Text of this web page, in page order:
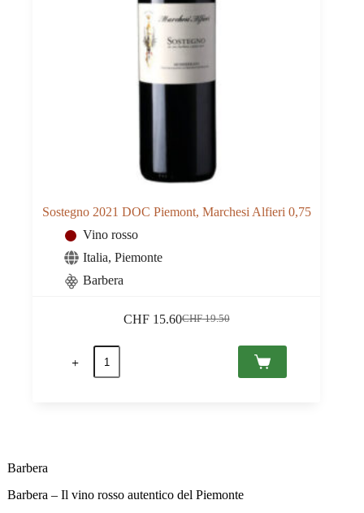
Sostegno 2021 DOC Piemont, Marchesi Alfieri 0,75
Vino rosso
Italia, Piemonte
Barbera
CHF19.50
Il
CHF15.60
Il
Sostegno
2021
DOC
Barbera
Barbera – Il vino rosso autentico del Piemonte